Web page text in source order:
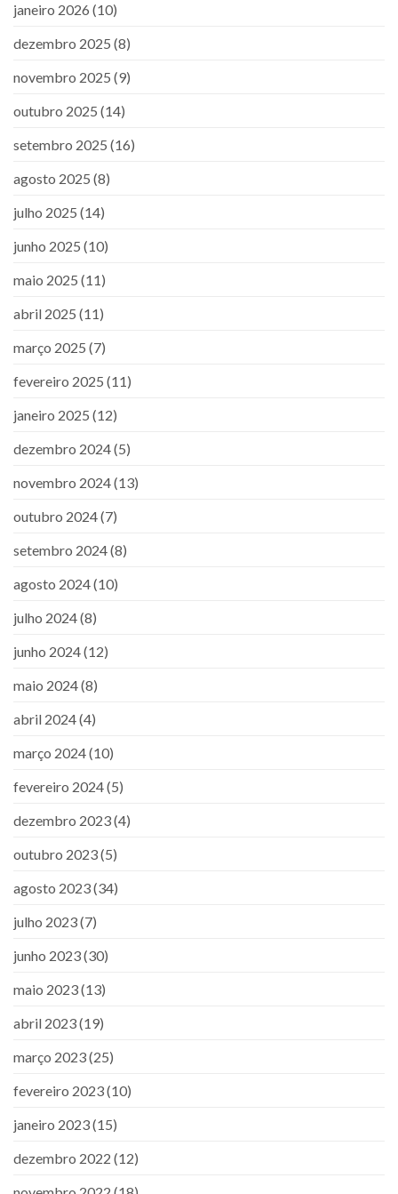
janeiro 2026 (10)
dezembro 2025 (8)
novembro 2025 (9)
outubro 2025 (14)
setembro 2025 (16)
agosto 2025 (8)
julho 2025 (14)
junho 2025 (10)
maio 2025 (11)
abril 2025 (11)
março 2025 (7)
fevereiro 2025 (11)
janeiro 2025 (12)
dezembro 2024(5)
novembro 2024(13)
outubro 2024(7)
setembro 2024(8)
agosto 2024(10)
julho 2024(8)
junho 2024(12)
maio 2024(8)
abril 2024(4)
março 2024(10)
fevereiro 2024(5)
dezembro 2023(4)
outubro 2023(5)
agosto 2023(34)
julho 2023(7)
junho 2023(30)
maio 2023(13)
abril 2023(19)
março 2023(25)
fevereiro 2023(10)
janeiro 2023(15)
dezembro 2022 (12)